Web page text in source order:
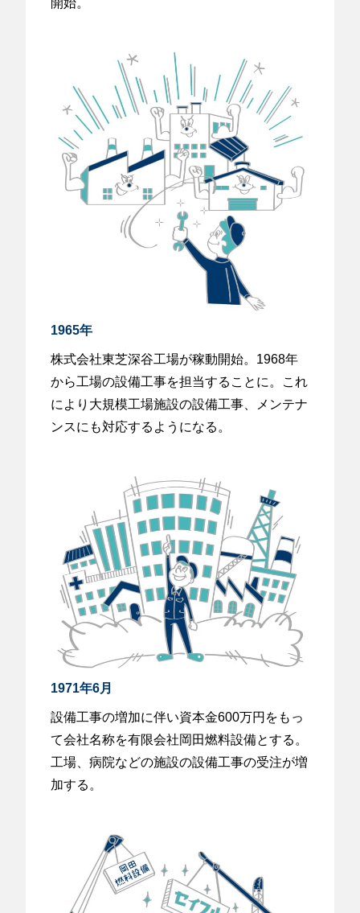
1965年
株式会社東芝深谷工場が稼動開始。1968年
から工場の設備工事を担当することに。これ
により大規模工場施設の設備工事、メンテナ
ンスにも対応するようになる。
1971年6月
設備工事の増加に伴い資本金600万円をもっ
て会社名称を有限会社岡田燃料設備とする。
工場、病院などの施設の設備工事の受注が増
加する。